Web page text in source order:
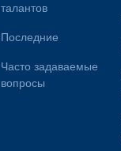
талантов
Последние
Часто задаваемые
вопросы